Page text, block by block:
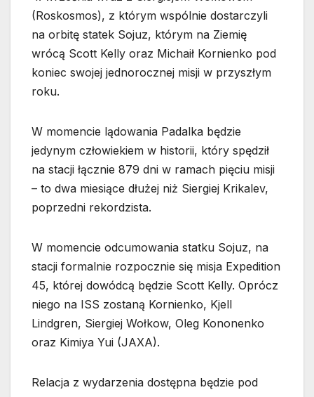
(Roskosmos), z którym wspólnie dostarczyli
na orbitę statek Sojuz, którym na Ziemię
wrócą Scott Kelly oraz Michaił Kornienko pod
koniec swojej jednorocznej misji w przyszłym
roku.
W momencie lądowania Padalka będzie
jedynym człowiekiem w historii, który spędził
na stacji łącznie 879 dni w ramach pięciu misji
– to dwa miesiące dłużej niż Siergiej Krikalev,
poprzedni rekordzista.
W momencie odcumowania statku Sojuz, na
stacji formalnie rozpocznie się misja Expedition
45, której dowódcą będzie Scott Kelly. Oprócz
niego na ISS zostaną Kornienko, Kjell
Lindgren, Siergiej Wołkow, Oleg Kononenko
oraz Kimiya Yui (JAXA).
Relacja z wydarzenia dostępna będzie pod